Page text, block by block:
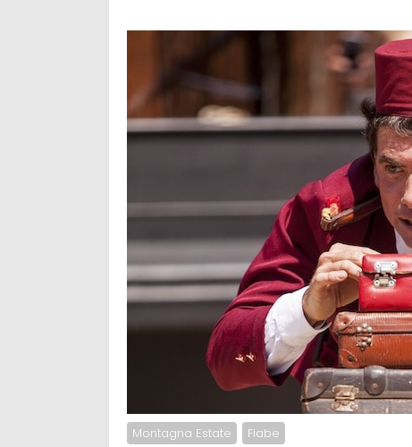
Montagna Estate Fiabe